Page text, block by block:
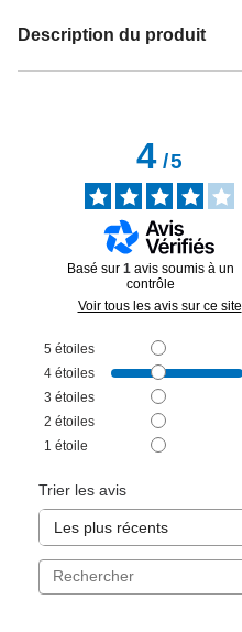
Description du produit
4/5
Basé sur 1 avis soumis à un
contrôle
Voir tous les avis sur ce site
5 étoiles
4 étoiles
3 étoiles
2 étoiles
1 étoile
Trier les avis